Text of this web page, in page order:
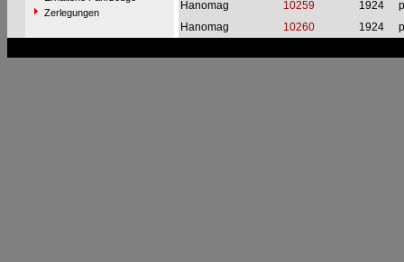
Zerlegungen
Hanomag
10259 1924
Hanomag
10260 1924